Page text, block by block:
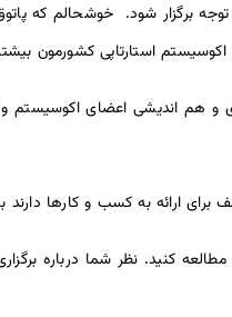
برگزار شود. خوشحالم که
استارتاپی کشورمون
و هم اندیشی اعضای اکوسیستم
ارائه به کسب و کارها دارند
کنید. نظر شما درباره